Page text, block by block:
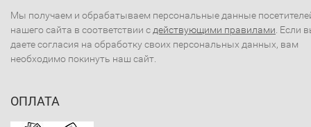
Мы получаем и обрабатываем персональные данные
нашего сайта в соответствии с действующими правилами . Если
даете согласия на обработку своих персональных данных, вам
необходимо покинуть наш сайт.
ОПЛАТА